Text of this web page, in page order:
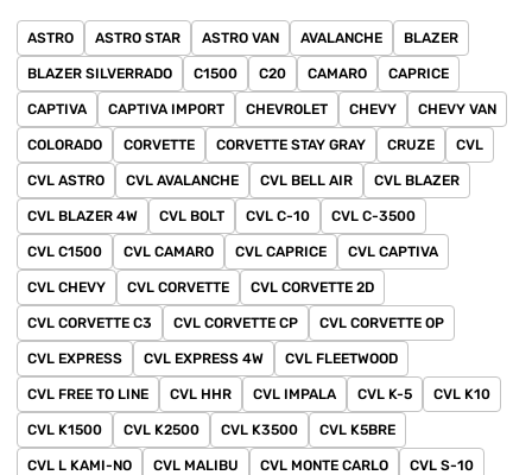
ASTRO ASTRO STAR ASTRO VAN AVALANCHE BLAZER
BLAZER SILVERRADO C1500 C20 CAMARO CAPRICE
CAPTIVA CAPTIVA IMPORT CHEVROLET CHEVY CHEVY VAN
COLORADO CORVETTE CORVETTE STAY GRAY CRUZE CVL
CVL ASTRO CVL AVALANCHE CVL BELL AIR CVL BLAZER
CVL BLAZER 4W CVL BOLT CVL C-10 CVL C-3500
CVL C1500 CVL CAMARO CVL CAPRICE CVL CAPTIVA
CVL CHEVY CVL CORVETTE CVL CORVETTE 2D
CVL CORVETTE C3 CVL CORVETTE CP CVL CORVETTE OP
CVL EXPRESS CVL EXPRESS 4W CVL FLEETWOOD
CVL FREE TO LINE CVL HHR CVL IMPALA CVL K-5 CVL K10
CVL K1500 CVL K2500 CVL K3500 CVL K5BRE
CVL L KAMI-NO CVL MALIBU CVL MONTE CARLO CVL S-10